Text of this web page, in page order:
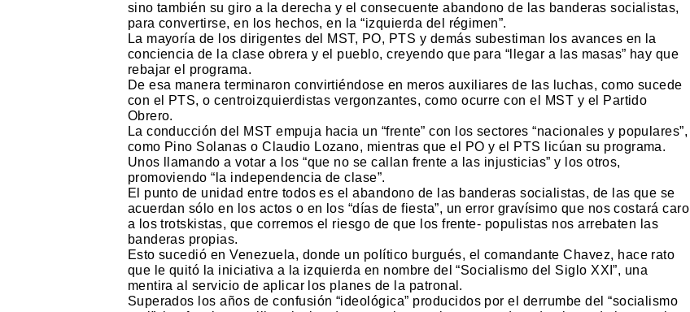
sino también su giro a la derecha y el consecuente abandono de las banderas socialistas,
para convertirse, en los hechos, en la “izquierda del régimen”.
La mayoría de los dirigentes del MST, PO, PTS y demás subestiman los avances en la
conciencia de la clase obrera y el pueblo, creyendo que para “llegar a las masas” hay que
rebajar el programa.
De esa manera terminaron convirtiéndose en meros auxiliares de las luchas, como sucede
con el PTS, o centroizquierdistas vergonzantes, como ocurre con el MST y el Partido
Obrero.
La conducción del MST empuja hacia un “frente” con los sectores “nacionales y populares”,
como Pino Solanas o Claudio Lozano, mientras que el PO y el PTS licúan su programa.
Unos llamando a votar a los “que no se callan frente a las injusticias” y los otros,
promoviendo “la independencia de clase”.
El punto de unidad entre todos es el abandono de las banderas socialistas, de las que se
acuerdan sólo en los actos o en los “días de fiesta”, un error gravísimo que nos costará caro
a los trotskistas, que corremos el riesgo de que los frente- populistas nos arrebaten las
banderas propias.
Esto sucedió en Venezuela, donde un político burgués, el comandante Chavez, hace rato
que le quitó la iniciativa a la izquierda en nombre del “Socialismo del Siglo XXI”, una
mentira al servicio de aplicar los planes de la patronal.
Superados los años de confusión “ideológica” producidos por el derrumbe del “socialismo